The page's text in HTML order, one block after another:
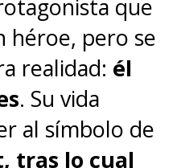
que
héroe, pero se
realidad: él
. Su vida
al símbolo de
tras lo cual